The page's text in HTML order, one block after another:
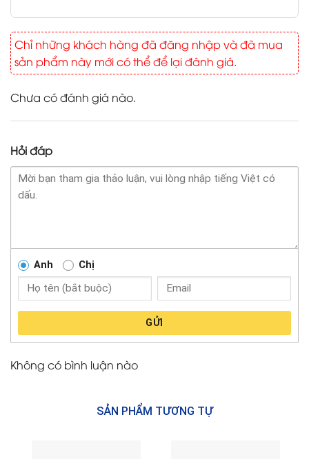
Chỉ những khách hàng đã đăng nhập và đã mua
sản phẩm này mới có thể để lại đánh giá.
Chưa có đánh giá nào.
Hỏi đáp
Anh Chị
GỬI
Không có bình luận nào
SẢN PHẨM TƯƠNG TỰ